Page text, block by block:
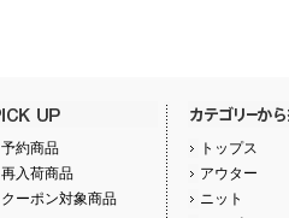
予約商品
再入荷商品
クーポン対象商品
トップス
アウター
ニット